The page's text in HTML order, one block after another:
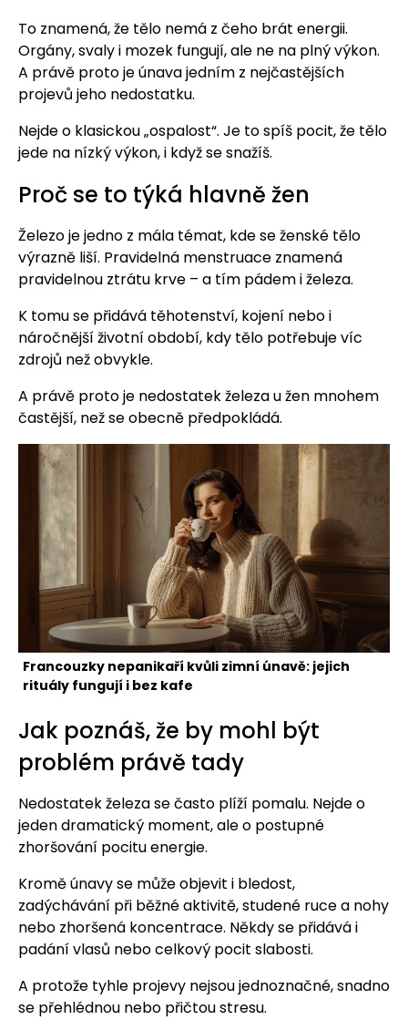
To znamená, že tělo nemá z čeho brát energii.
Orgány, svaly i mozek fungují, ale ne na plný výkon.
A právě proto je únava jedním z nejčastějších
projevů jeho nedostatku.
Nejde o klasickou „ospalost“. Je to spíš pocit, že tělo
jede na nízký výkon, i když se snažíš.
Proč se to týká hlavně žen
Železo je jedno z mála témat, kde se ženské tělo
výrazně liší. Pravidelná menstruace znamená
pravidelnou ztrátu krve – a tím pádem i železa.
K tomu se přidává těhotenství, kojení nebo i
náročnější životní období, kdy tělo potřebuje víc
zdrojů než obvykle.
A právě proto je nedostatek železa u žen mnohem
častější, než se obecně předpokládá.
Francouzky nepanikaří kvůli zimní únavě: jejich
rituály fungují i bez kafe
Jak poznáš, že by mohl být
problém právě tady
Nedostatek železa se často plíží pomalu. Nejde o
jeden dramatický moment, ale o postupné
zhoršování pocitu energie.
Kromě únavy se může objevit i bledost,
zadýchávání při běžné aktivitě, studené ruce a nohy
nebo zhoršená koncentrace. Někdy se přidává i
padání vlasů nebo celkový pocit slabosti.
A protože tyhle projevy nejsou jednoznačné, snadno
se přehlédnou nebo přičtou stresu.